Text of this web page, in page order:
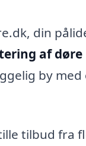
din
af døre
by
tilbud fra